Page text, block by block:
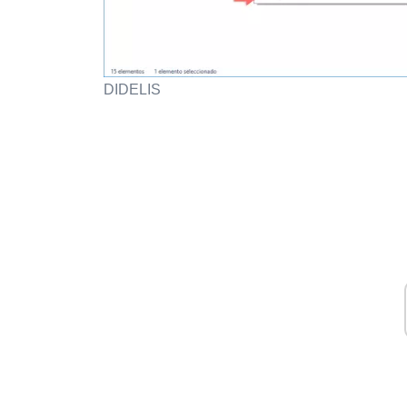
DIDELIS